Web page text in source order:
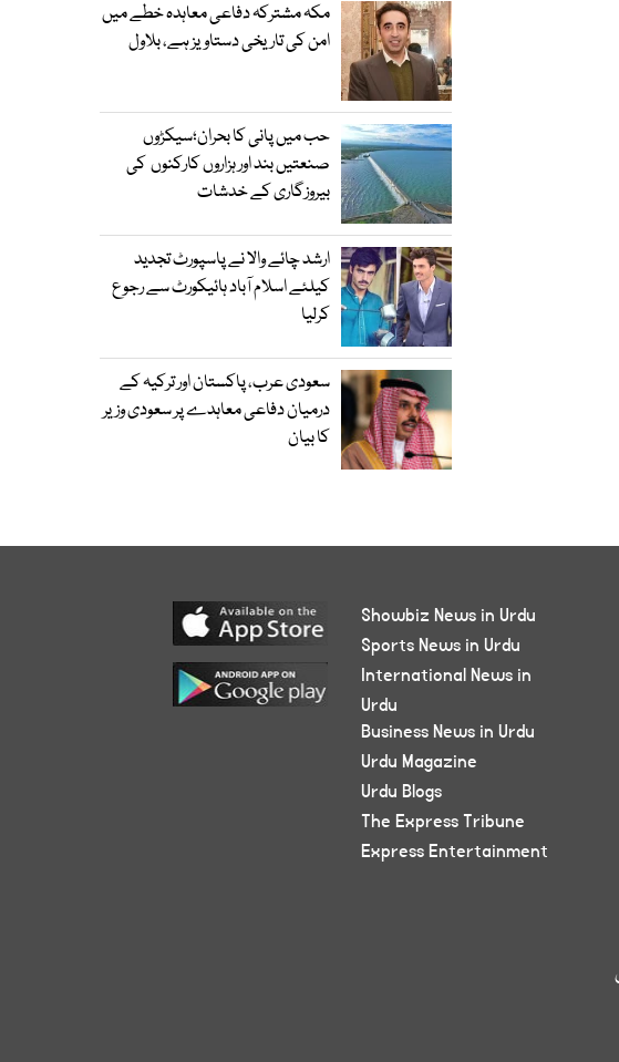
مکہ مشترکہ دفاعی معاہدہ خطے میں
امن کی تاریخی دستاویز ہے، بلاول
حب میں پانی کا بحران؛سیکڑوں
صنعتیں بند اور ہزاروں کارکنوں کی
بیروزگاری کے خدشات
ارشد چائے والا نے پاسپورٹ تجدید
کیلئے اسلام آباد ہائیکورٹ سے رجوع
کرلیا
سعودی عرب، پاکستان اور ترکیہ کے
درمیان دفاعی معاہدے پر سعودی وزیر
کا بیان
Showbiz News in Urdu
Sports News in Urdu
International News in
Urdu
Business News in Urdu
Urdu Magazine
Urdu Blogs
The Express Tribune
Express Entertainment